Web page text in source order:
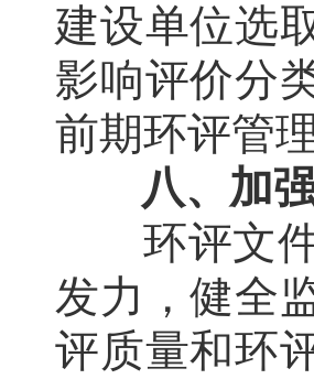
建设单位选
影响评价分
前期环评管
八、加
环评文
发力，健全
评质量和环